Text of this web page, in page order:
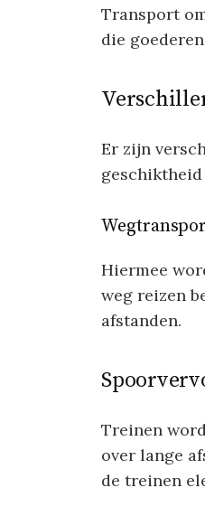
Transport
die
Er zijn
Hiermee
weg reizen
afstanden.
Treinen
over lange
de treinen